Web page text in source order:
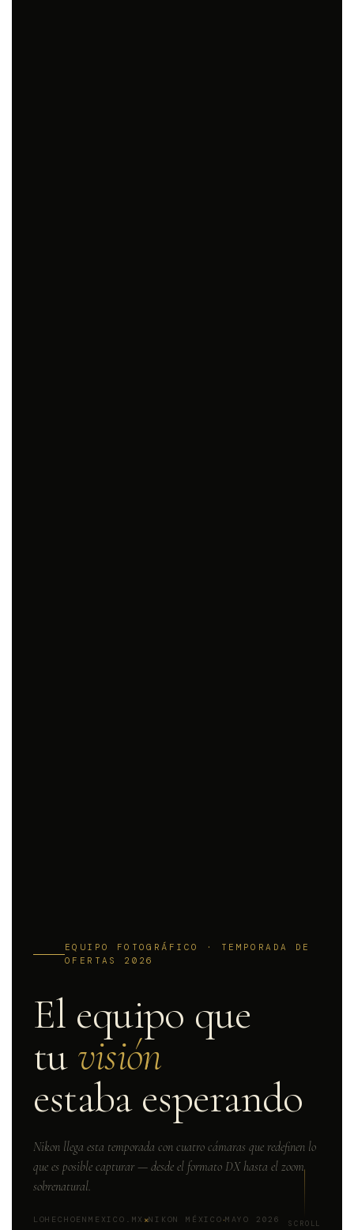
EQUIPO FOTOGRÁFICO · TEMPORADA DE
OFERTAS 2026
El equipo que
tu visión
estaba esperando
Nikon llega esta temporada con cuatro cámaras que redefinen lo
que es posible capturar — desde el formato DX hasta el zoom
sobrenatural.
LOHECHOENMEXICO.MX ×NIKON MÉXICO·MAYO 2026 SCROLL